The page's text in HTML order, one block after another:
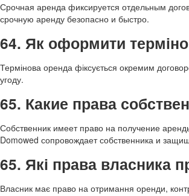
Срочная аренда фиксируется отдельным
срочную аренду безопасно и быстро.
64. Як оформити
Термінова оренда фіксується окремим
угоду.
65. Какие права
Собственник имеет право на получение
Domowed сопровождает собственника и
65. Які права власника
Власник має право на отримання оренди,